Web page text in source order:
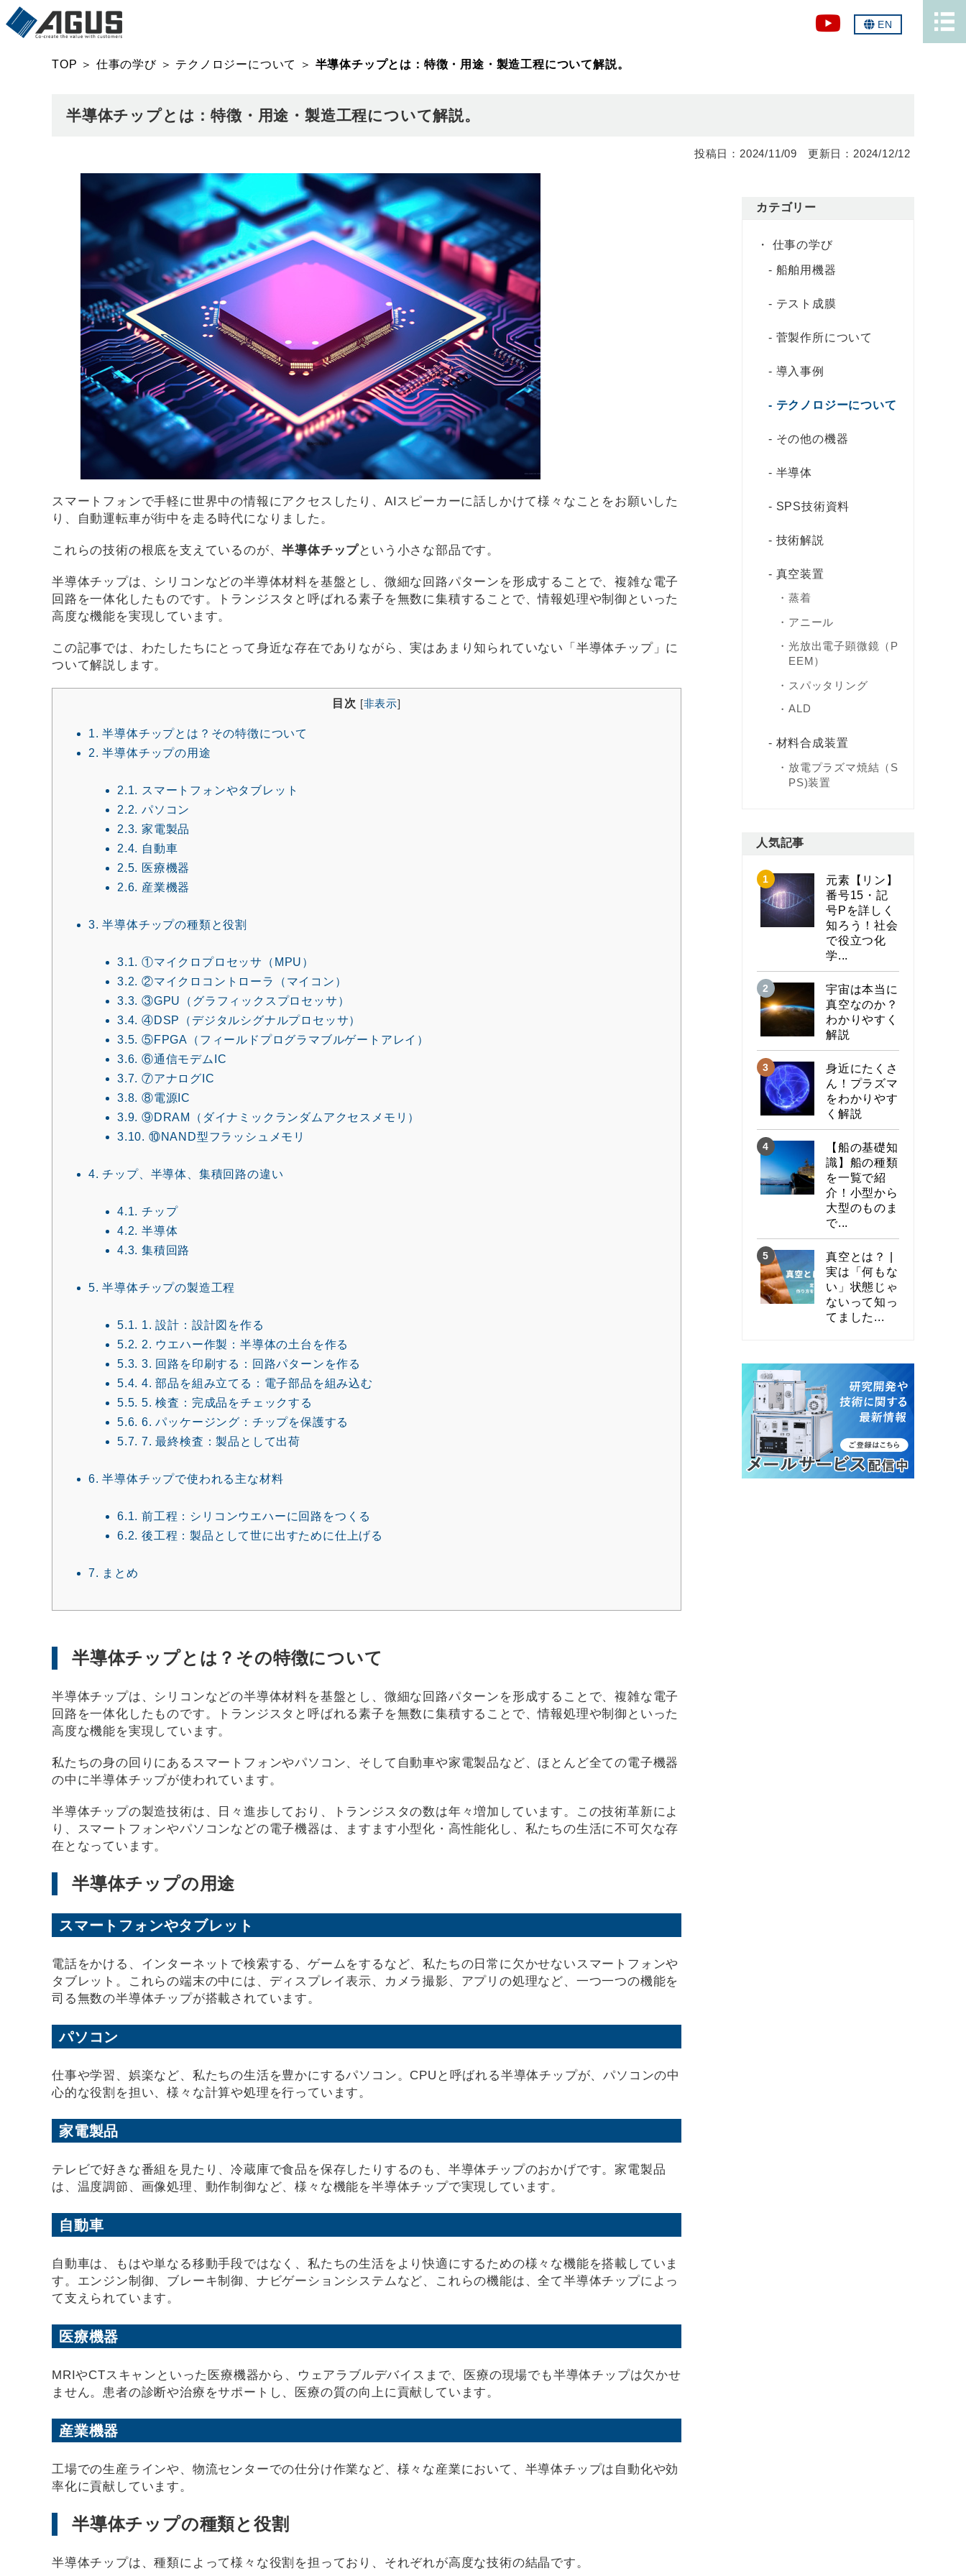
EN
TOP ＞ 仕事の学び＞ テクノロジーについて ＞ 半導体チップとは：特徴・用途・製造工程について解説。
半導体チップとは：特徴・用途・製造工程について解説。
2024/11/09 2024/12/12
スマートフォンで手軽に世界中の情報にアクセスしたり、AIスピーカーに話しかけて様々なことをお願いした
り、自動運転車が街中を走る時代になりました。
これらの技術の根底を支えているのが、半導体チップという小さな部品です。
半導体チップは、シリコンなどの半導体材料を基盤とし、微細な回路パターンを形成することで、複雑な電子
回路を一体化したものです。トランジスタと呼ばれる素子を無数に集積することで、情報処理や制御といった
高度な機能を実現しています。
この記事では、わたしたちにとって身近な存在でありながら、実はあまり知られていない「半導体チップ」に
ついて解説します。
目次 [非表示]
1. 半導体チップとは？その特徴について
2. 半導体チップの用途
2.1. スマートフォンやタブレット
2.2. パソコン
2.3. 家電製品
2.4. 自動車
2.5. 医療機器
2.6. 産業機器
3. 半導体チップの種類と役割
3.1. ①マイクロプロセッサ（MPU）
3.2. ②マイクロコントローラ（マイコン）
3.3. ③GPU（グラフィックスプロセッサ）
3.4. ④DSP（デジタルシグナルプロセッサ）
3.5. ⑤FPGA（フィールドプログラマブルゲートアレイ）
3.6. ⑥通信モデムIC
3.7. ⑦アナログIC
3.8. ⑧電源IC
3.9. ⑨DRAM（ダイナミックランダムアクセスメモリ）
3.10. ⑩NAND型フラッシュメモリ
4. チップ、半導体、集積回路の違い
4.1. チップ
4.2. 半導体
4.3. 集積回路
5. 半導体チップの製造工程
5.1. 1. 設計：設計図を作る
5.2. 2. ウエハー作製：半導体の土台を作る
5.3. 3. 回路を印刷する：回路パターンを作る
5.4. 4. 部品を組み立てる：電子部品を組み込む
5.5. 5. 検査：完成品をチェックする
5.6. 6. パッケージング：チップを保護する
5.7. 7. 最終検査：製品として出荷
6. 半導体チップで使われる主な材料
6.1. 前工程：シリコンウエハーに回路をつくる
6.2. 後工程：製品として世に出すために仕上げる
7. まとめ
半導体チップとは？その特徴について
半導体チップは、シリコンなどの半導体材料を基盤とし、微細な回路パターンを形成することで、複雑な電子
回路を一体化したものです。トランジスタと呼ばれる素子を無数に集積することで、情報処理や制御といった
高度な機能を実現しています。
私たちの身の回りにあるスマートフォンやパソコン、そして自動車や家電製品など、ほとんど全ての電子機器
の中に半導体チップが使われています。
半導体チップの製造技術は、日々進歩しており、トランジスタの数は年々増加しています。この技術革新によ
り、スマートフォンやパソコンなどの電子機器は、ますます小型化・高性能化し、私たちの生活に不可欠な存
在となっています。
半導体チップの用途
スマートフォンやタブレット
電話をかける、インターネットで検索する、ゲームをするなど、私たちの日常に欠かせないスマートフォンや
タブレット。これらの端末の中には、ディスプレイ表示、カメラ撮影、アプリの処理など、一つ一つの機能を
司る無数の半導体チップが搭載されています。
パソコン
仕事や学習、娯楽など、私たちの生活を豊かにするパソコン。CPUと呼ばれる半導体チップが、パソコンの中
心的な役割を担い、様々な計算や処理を行っています。
家電製品
テレビで好きな番組を見たり、冷蔵庫で食品を保存したりするのも、半導体チップのおかげです。家電製品
は、温度調節、画像処理、動作制御など、様々な機能を半導体チップで実現しています。
自動車
自動車は、もはや単なる移動手段ではなく、私たちの生活をより快適にするための様々な機能を搭載していま
す。エンジン制御、ブレーキ制御、ナビゲーションシステムなど、これらの機能は、全て半導体チップによっ
て支えられています。
医療機器
MRIやCTスキャンといった医療機器から、ウェアラブルデバイスまで、医療の現場でも半導体チップは欠かせ
ません。患者の診断や治療をサポートし、医療の質の向上に貢献しています。
産業機器
工場での生産ラインや、物流センターでの仕分け作業など、様々な産業において、半導体チップは自動化や効
率化に貢献しています。
半導体チップの種類と役割
半導体チップは、種類によって様々な役割を担っており、それぞれが高度な技術の結晶です。
カテゴリー
仕事の学び
船舶用機器
テスト成膜
菅製作所について
導入事例
テクノロジーについて
その他の機器
半導体
SPS技術資料
技術解説
真空装置
蒸着
アニール
光放出電子顕微鏡（P
EEM）
スパッタリング
ALD
材料合成装置
放電プラズマ焼結（S
PS)装置
人気記事
元素【リン】
番号15・記
号Pを詳しく
知ろう！社会
で役立つ化
学...
宇宙は本当に
真空なのか？
わかりやすく
解説
身近にたくさ
ん！プラズマ
をわかりやす
く解説
【船の基礎知
識】船の種類
を一覧で紹
介！小型から
大型のものま
で...
真空とは？ |
実は「何もな
い」状態じゃ
ないって知っ
てました...